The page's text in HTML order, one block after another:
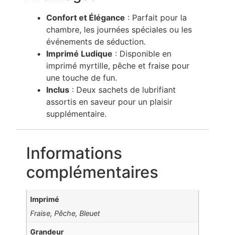
Confort et Élégance : Parfait pour la
chambre, les journées spéciales ou les
événements de séduction.
Imprimé Ludique : Disponible en
imprimé myrtille, pêche et fraise pour
une touche de fun.
Inclus : Deux sachets de lubrifiant
assortis en saveur pour un plaisir
supplémentaire.
Informations
complémentaires
Imprimé
Fraise, Pêche, Bleuet
Grandeur